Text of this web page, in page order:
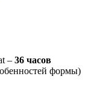
– 36 часов
формы)